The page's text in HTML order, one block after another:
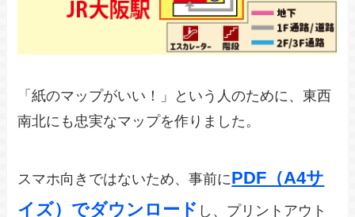
「紙のマップがいい！」という人のために、東西
南北にも忠実なマップを作りました。
スマホ向きではないため、事前にPDF（A4サ
イズ）でダウンロード し、プリントアウト